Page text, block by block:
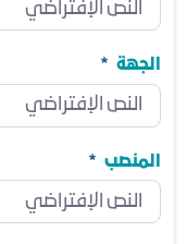
مطلوب
الجهة
مطلوب
المنصب